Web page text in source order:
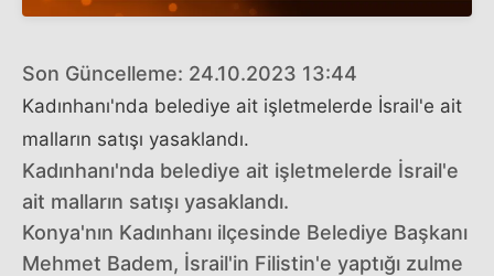
Son Güncelleme: 24.10.2023 13:44
Kadınhanı'nda belediye ait işletmelerde İsrail'e ait
malların satışı yasaklandı.
Kadınhanı'nda belediye ait işletmelerde İsrail'e
ait malların satışı yasaklandı.
Konya'nın Kadınhanı ilçesinde Belediye Başkanı
Mehmet Badem, İsrail'in Filistin'e yaptığı zulme